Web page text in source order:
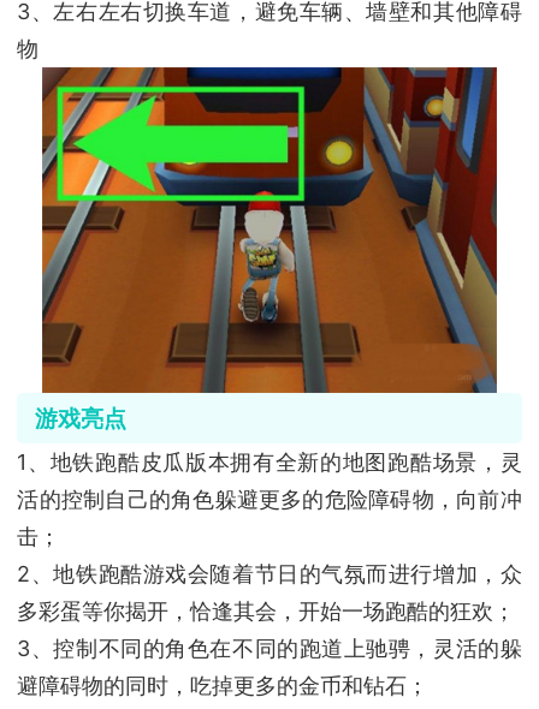
3、左右左右切换车道，避免车辆、墙壁和其他障碍
物
游戏亮点
1、地铁跑酷皮瓜版本拥有全新的地图跑酷场景，灵
活的控制自己的角色躲避更多的危险障碍物，向前冲
击；
2、地铁跑酷游戏会随着节日的气氛而进行增加，众
多彩蛋等你揭开，恰逢其会，开始一场跑酷的狂欢；
3、控制不同的角色在不同的跑道上驰骋，灵活的躲
避障碍物的同时，吃掉更多的金币和钻石；